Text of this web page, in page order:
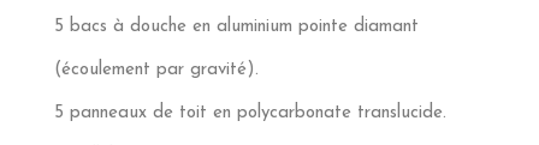
5 bacs à douche en aluminium pointe diamant
(écoulement par gravité).
5 panneaux de toit en polycarbonate translucide.